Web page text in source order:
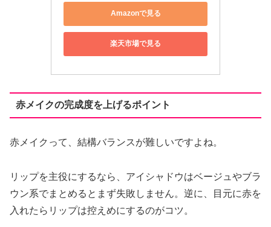
Amazonで見る
楽天市場で見る
赤メイクの完成度を上げるポイント
赤メイクって、結構バランスが難しいですよね。
リップを主役にするなら、アイシャドウはベージュやブラ
ウン系でまとめるとまず失敗しません。逆に、目元に赤を
入れたらリップは控えめにするのがコツ。